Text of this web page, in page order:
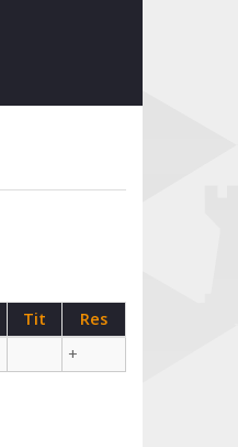
Tit
Res
+